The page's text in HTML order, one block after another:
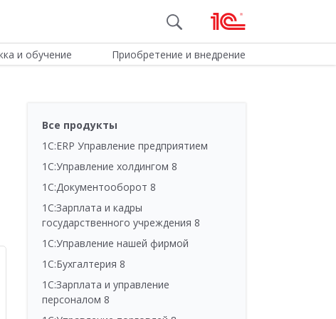
и обучение Приобретение и внедрение
Все продукты
1С:ERP Управление предприятием
1С:Управление холдингом 8
1С:Документооборот 8
1С:Зарплата и кадры
государственного учреждения 8
1С:Управление нашей фирмой
1С:Бухгалтерия 8
1С:Зарплата и управление
персоналом 8